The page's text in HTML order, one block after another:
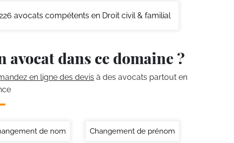
avocats compétents en Droit civil & familial
avocat dans ce domaine ?
en ligne des devis à des avocats partout en
de nom Changement de prénom